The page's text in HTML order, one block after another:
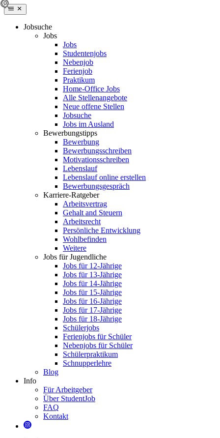
Jobsuche
Jobs
Jobs
Studentenjobs
Nebenjob
Ferienjob
Praktikum
Home-Office Jobs
Alle Stellenangebote
Neue offene Stellen
Jobsuche
Jobs im Ausland
Bewerbungstipps
Bewerbung
Bewerbungsschreiben
Motivationsschreiben
Lebenslauf
Lebenslauf online erstellen
Bewerbungsgespräch
Karriere-Ratgeber
Arbeitsvertrag
Gehalt and Steuern
Arbeitsrecht
Persönliche Entwicklung
Wohlbefinden
Weitere
Jobs für Jugendliche
Jobs für 12-Jährige
Jobs für 13-Jährige
Jobs für 14-Jährige
Jobs für 15-Jährige
Jobs für 16-Jährige
Jobs für 17-Jährige
Jobs für 18-Jährige
Schülerjobs
Ferienjobs für Schüler
Nebenjobs für Schüler
Schülerpraktikum
Schnupperlehre
Blog
Info
Für Arbeitgeber
Über StudentJob
FAQ
Kontakt